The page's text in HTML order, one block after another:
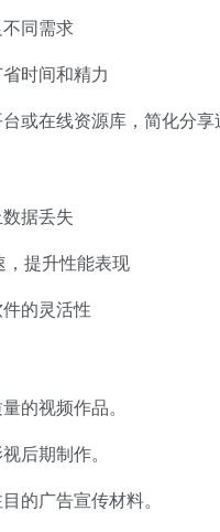
同需求
时间和精力
或在线资源库，简化分享
据丢失
提升性能表现
的灵活性
的视频作品。
后期制作。
的广告宣传材料。